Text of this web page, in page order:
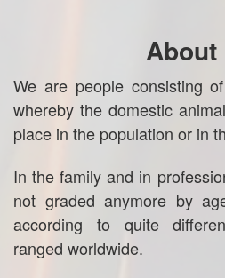
About
We are people consisting
whereby the domestic
place in the population or in
In the family and in
not graded anymore by
according to quite
ranged worldwide.